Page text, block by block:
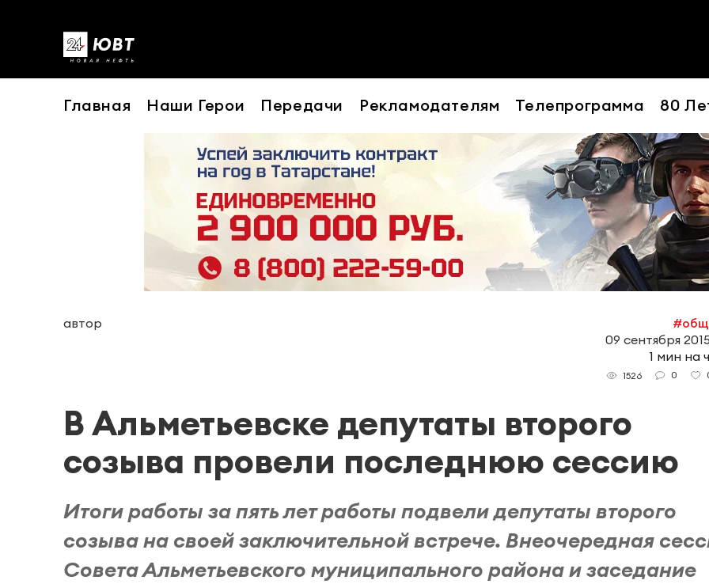
Главная Наши Герои Передачи Рекламодателям Телепрограмма 80
автор
09 сентября
1 мин на
1526 0
В Альметьевске депутаты второго
созыва провели последнюю сессию
Итоги работы за пять лет работы подвели депутаты второго
созыва на своей заключительной встрече. Внеочередная
Совета Альметьевского муниципального района и заседание